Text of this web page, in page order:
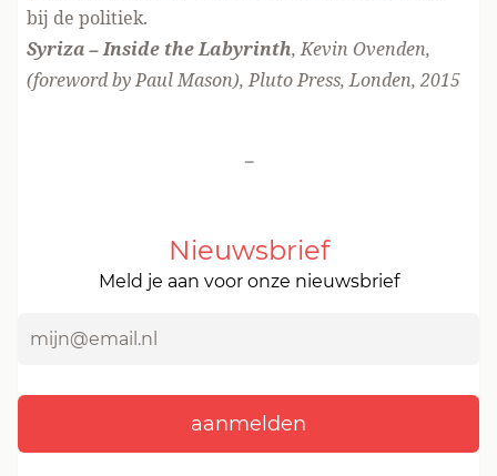
bij de politiek.
Syriza – Inside the Labyrinth, Kevin Ovenden,
(foreword by Paul Mason), Pluto Press, Londen, 2015
-
Nieuwsbrief
Meld je aan voor onze nieuwsbrief